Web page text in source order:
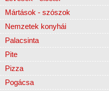
Mártások - szószok
Nemzetek konyhái
Palacsinta
Pite
Pizza
Pogácsa